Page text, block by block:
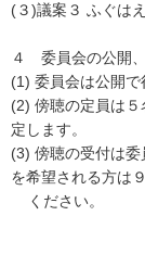
(３)議案３ ふぐは
４ 委員会の公開
(1) 委員会は公開で
(2) 傍聴の定員は
定します。
(3) 傍聴の受付は
を希望される方は
ください。